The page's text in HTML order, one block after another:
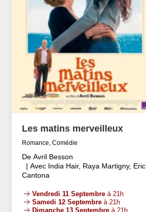
Les matins merveilleux
Romance, Comédie
De Avril Besson
| Avec India Hair, Raya Martigny, Eric
Cantona
Vendredi 11 Septembre à 21h
Samedi 12 Septembre à 21h
Dimanche 13 Septembre à 21h